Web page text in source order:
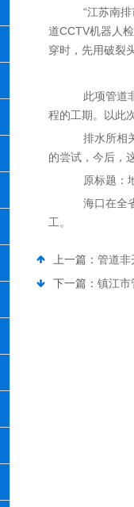
“江苏南排
道CCTV机器人
穿时，先用破裂
此项管道
程的工期。以此
排水所相
的尝试，今后，
原标题：
海口在全
工。
上一篇： 管道非
下一篇： 镇江市